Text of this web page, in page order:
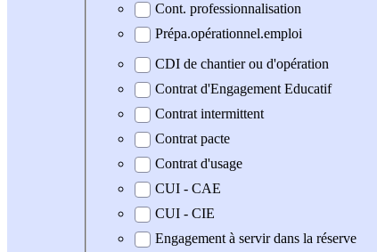
Cont. professionnalisation
Prépa.opérationnel.emploi
CDI de chantier ou d'opération
Contrat d'Engagement Educatif
Contrat intermittent
Contrat pacte
Contrat d'usage
CUI - CAE
CUI - CIE
Engagement à servir dans la réserve